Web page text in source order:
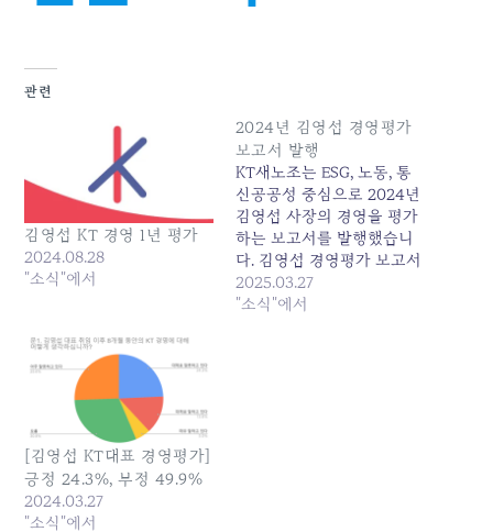
관련
김영섭 KT 경영 1년 평가
2024.08.28
"소식"에서
2024년 김영섭 경영평가
보고서 발행
KT새노조는 ESG, 노동, 통
신공공성 중심으로 2024년
김영섭 사장의 경영을 평가
하는 보고서를 발행했습니
다. 김영섭 경영평가 보고서
이 보고서는 2024년 한 해
동안 KT 김영섭 대표이사의
2025.03.27
"소식"에서
[김영섭 KT대표 경영평가]
긍정 24.3%, 부정 49.9%
2024.03.27
"소식"에서